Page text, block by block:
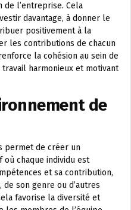
de l’entreprise. Cela
davantage, à donner le
positivement à la
les contributions de chacun
la cohésion au sein de
harmonieux et motivant
de
permet de créer un
chaque individu est
et sa contribution,
son genre ou d’autres
favorise la diversité et